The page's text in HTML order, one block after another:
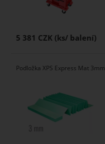
5 381 CZK
Podložka XPS Express Mat 3mm